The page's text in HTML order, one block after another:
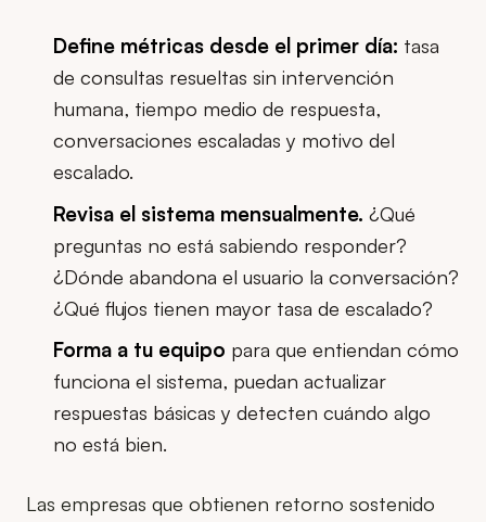
Define métricas desde el primer día: tasa
de consultas resueltas sin intervención
humana, tiempo medio de respuesta,
conversaciones escaladas y motivo del
escalado.
Revisa el sistema mensualmente. ¿Qué
preguntas no está sabiendo responder?
¿Dónde abandona el usuario la conversación?
¿Qué flujos tienen mayor tasa de escalado?
Forma a tu equipo para que entiendan cómo
funciona el sistema, puedan actualizar
respuestas básicas y detecten cuándo algo
no está bien.
Las empresas que obtienen retorno sostenido